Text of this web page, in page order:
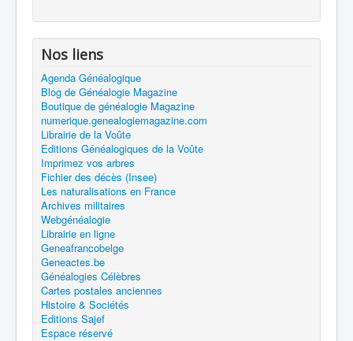
Nos liens
Agenda Généalogique
Blog de Généalogie Magazine
Boutique de généalogie Magazine
numerique.genealogiemagazine.com
Librairie de la Voûte
Editions Généalogiques de la Voûte
Imprimez vos arbres
Fichier des décès (Insee)
Les naturalisations en France
Archives militaires
Webgénéalogie
Librairie en ligne
Geneafrancobelge
Geneactes.be
Généalogies Célèbres
Cartes postales anciennes
Histoire & Sociétés
Editions Sajef
Espace réservé